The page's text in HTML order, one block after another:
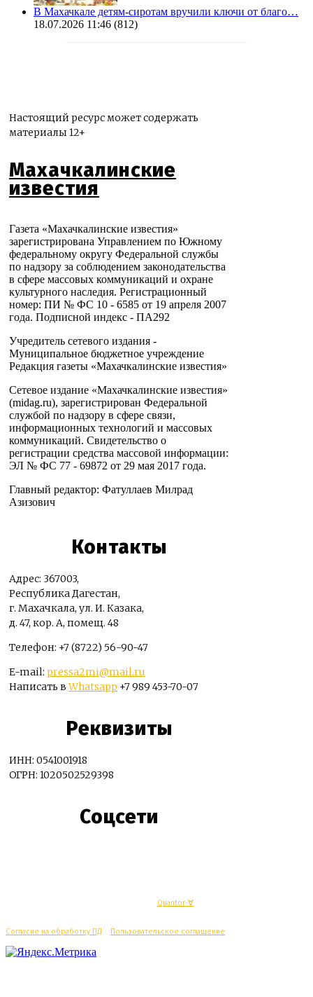
В Махачкале детям-сиротам вручили ключи от благо…
18.07.2026 11:46 (812)
Настоящий ресурс может содержать
материалы 12+
Махачкалинские
известия
Газета «Махачкалинские известия»
зарегистрирована Управлением по Южному
федеральному округу Федеральной службы
по надзору за соблюдением законодательства
в сфере массовых коммуникаций и охране
культурного наследия. Регистрационный
номер: ПИ № ФС 10 - 6585 от 19 апреля 2007
года. Подписной индекс - ПА292
Учредитель сетевого издания -
Муниципальное бюджетное учреждение
Редакция газеты «Махачкалинские известия»
Сетевое издание «Махачкалинские известия»
(midag.ru), зарегистрирован Федеральной
службой по надзору в сфере связи,
информационных технологий и массовых
коммуникаций. Свидетельство о
регистрации средства массовой информации:
ЭЛ № ФС 77 - 69872 от 29 мая 2017 года.
Главный редактор: Фатуллаев Милрад
Азизович
Контакты
Адрес: 367003,
Республика Дагестан,
г. Махачкала, ул. И. Казака,
д. 47, кор. А, помещ. 48
Телефон: +7 (8722) 56-90-47
E-mail: pressa2mi@mail.ru
Написать вWhatsapp +7 989 453-70-07
Реквизиты
ИНН: 0541001918
ОГРН: 1020502529398
Соцсети
Quantor-∀
Согласие на обработку ПД Пользовательское соглашение